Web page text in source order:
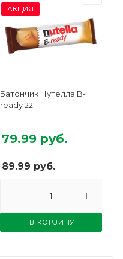
АКЦИЯ
Батончик Нутелла B-
ready 22г
89.99руб.
79.99руб.
В КОРЗИНУ